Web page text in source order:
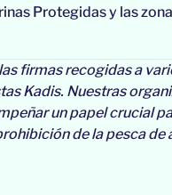
Protegidas y las
firmas recogidas a
Kadis. Nuestras
un papel crucial
de la pesca de